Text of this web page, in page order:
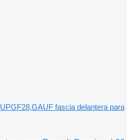
UPGF28,GAUF fascia delantera para